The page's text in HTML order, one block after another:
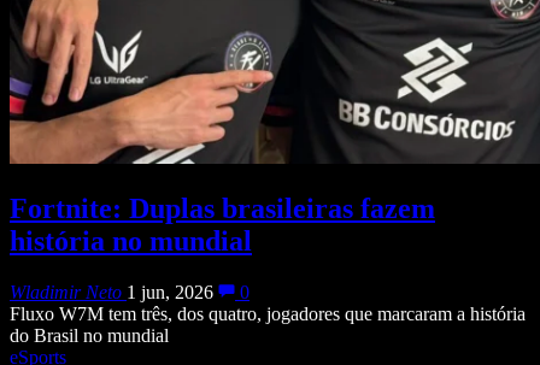
Fortnite: Duplas brasileiras fazem
história no mundial
Wladimir Neto 1 jun, 2026
0
Fluxo W7M tem três, dos quatro, jogadores que marcaram a história
do Brasil no mundial
eSports